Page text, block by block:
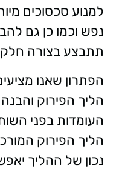
למנוע סכסוכים
נפש וכמו כן גם
תתבצע בצורה
הפתרון שאנו
הליך הפירוק
העומדות בפני
הליך הפירוק
נכון של ההליך